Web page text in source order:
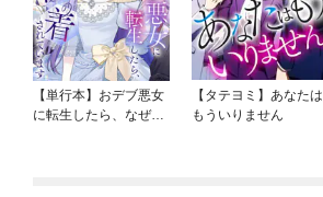
【単行本】おデブ悪女
に転生したら、なぜか
【タテヨミ】あなたは
もういりません